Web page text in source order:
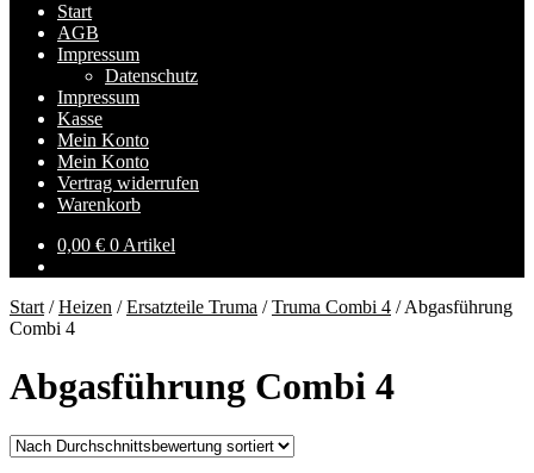
Start
AGB
Impressum
Datenschutz
Impressum
Kasse
Mein Konto
Mein Konto
Vertrag widerrufen
Warenkorb
0,00 € 0 Artikel
Start /Heizen /Ersatzteile Truma /Truma Combi 4 /Abgasführung
Combi 4
Abgasführung Combi 4